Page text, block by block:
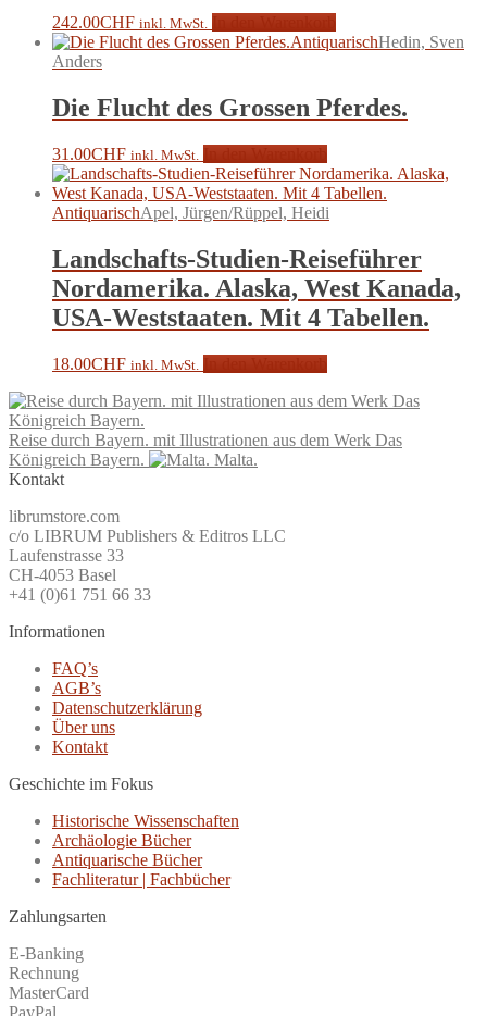
242.00CHF inkl. MwSt.
AntiquarischHedin, Sven
Anders
Die Flucht des Grossen Pferdes.
31.00CHF inkl. MwSt.
AntiquarischApel, Jürgen/Rüppel, Heidi
Landschafts-Studien-Reiseführer
Nordamerika. Alaska, West Kanada,
USA-Weststaaten. Mit 4 Tabellen.
18.00CHF inkl. MwSt.
Reise durch Bayern. mit Illustrationen aus dem Werk Das
Königreich Bayern.
Malta.
Kontakt
librumstore.com
c/o LIBRUM Publishers & Editros LLC
Laufenstrasse 33
CH-4053 Basel
+41 (0)61 751 66 33
Informationen
FAQ’s
AGB’s
Datenschutzerklärung
Über uns
Kontakt
Geschichte im Fokus
Historische Wissenschaften
Archäologie Bücher
Antiquarische Bücher
Fachliteratur | Fachbücher
Zahlungsarten
E-Banking
Rechnung
MasterCard
PayPal